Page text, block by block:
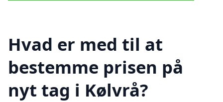
Hvad er med til at
bestemme prisen på
nyt tag i Kølvrå?